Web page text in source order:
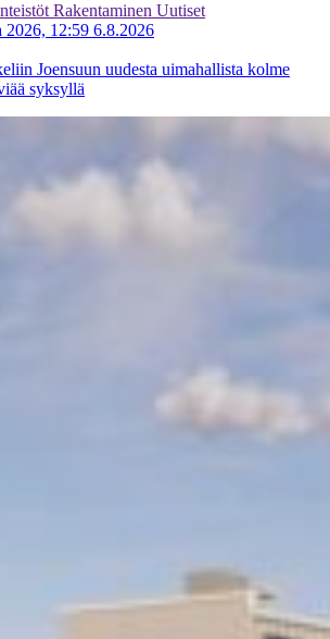
Rakentaminen Uutiset
2026, 12:59 6.8.2026
Joensuun uudesta uimahallista kolme
syksyllä